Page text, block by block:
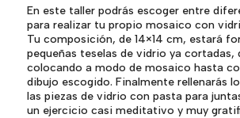
En este taller podrás escoger entre
para realizar tu propio mosaico con
Tu composición, de 14×14 cm, estará
pequeñas teselas de vidrio ya cortadas,
colocando a modo de mosaico hasta
dibujo escogido. Finalmente rellenarás
las piezas de vidrio con pasta para
un ejercicio casi meditativo y muy